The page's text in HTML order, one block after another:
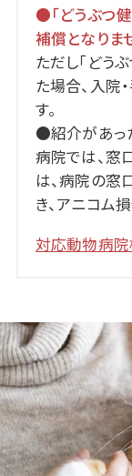
●「どうぶつ
補償となりま
ただし「どう
た場合、入院
す。
●紹介があっ
病院では、窓
は、病院の窓
き、アニコム
対応動物病院